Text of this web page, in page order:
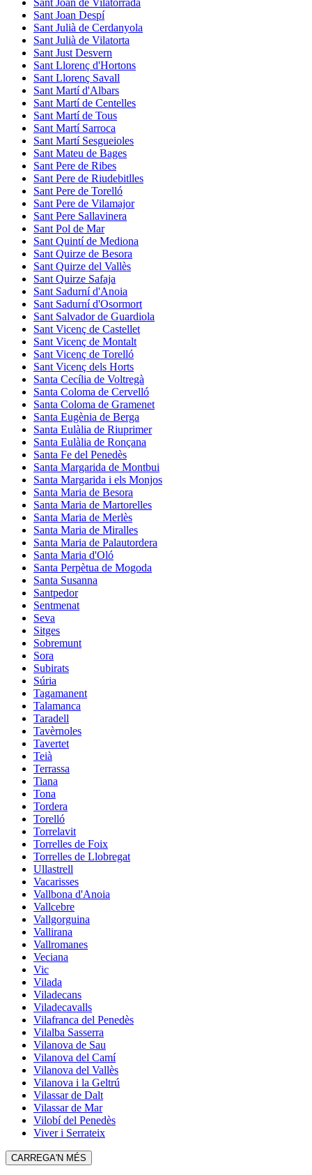
Sant Joan Despí
Sant Julià de Cerdanyola
Sant Julià de Vilatorta
Sant Just Desvern
Sant Llorenç d'Hortons
Sant Llorenç Savall
Sant Martí d'Albars
Sant Martí de Centelles
Sant Martí de Tous
Sant Martí Sarroca
Sant Martí Sesgueioles
Sant Mateu de Bages
Sant Pere de Ribes
Sant Pere de Riudebitlles
Sant Pere de Torelló
Sant Pere de Vilamajor
Sant Pere Sallavinera
Sant Pol de Mar
Sant Quintí de Mediona
Sant Quirze de Besora
Sant Quirze del Vallès
Sant Quirze Safaja
Sant Sadurní d'Anoia
Sant Sadurní d'Osormort
Sant Salvador de Guardiola
Sant Vicenç de Castellet
Sant Vicenç de Montalt
Sant Vicenç de Torelló
Sant Vicenç dels Horts
Santa Cecília de Voltregà
Santa Coloma de Cervelló
Santa Coloma de Gramenet
Santa Eugènia de Berga
Santa Eulàlia de Riuprimer
Santa Eulàlia de Ronçana
Santa Fe del Penedès
Santa Margarida de Montbui
Santa Margarida i els Monjos
Santa Maria de Besora
Santa Maria de Martorelles
Santa Maria de Merlès
Santa Maria de Miralles
Santa Maria de Palautordera
Santa Maria d'Oló
Santa Perpètua de Mogoda
Santa Susanna
Santpedor
Sentmenat
Seva
Sitges
Sobremunt
Sora
Subirats
Súria
Tagamanent
Talamanca
Taradell
Tavèrnoles
Tavertet
Teià
Terrassa
Tiana
Tona
Tordera
Torelló
Torrelavit
Torrelles de Foix
Torrelles de Llobregat
Ullastrell
Vacarisses
Vallbona d'Anoia
Vallcebre
Vallgorguina
Vallirana
Vallromanes
Veciana
Vic
Vilada
Viladecans
Viladecavalls
Vilafranca del Penedès
Vilalba Sasserra
Vilanova de Sau
Vilanova del Camí
Vilanova del Vallès
Vilanova i la Geltrú
Vilassar de Dalt
Vilassar de Mar
Vilobí del Penedès
Viver i Serrateix
CARREGA'N MÉS